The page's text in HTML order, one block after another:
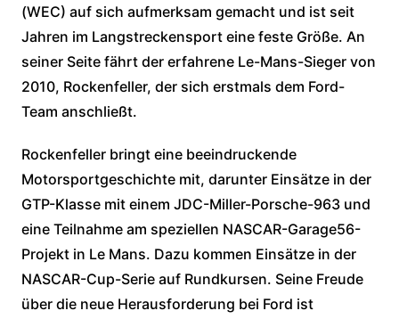
(WEC) auf sich aufmerksam gemacht und ist seit
Jahren im Langstreckensport eine feste Größe. An
seiner Seite fährt der erfahrene Le-Mans-Sieger von
2010, Rockenfeller, der sich erstmals dem Ford-
Team anschließt.
Rockenfeller bringt eine beeindruckende
Motorsportgeschichte mit, darunter Einsätze in der
GTP-Klasse mit einem JDC-Miller-Porsche-963 und
eine Teilnahme am speziellen NASCAR-Garage56-
Projekt in Le Mans. Dazu kommen Einsätze in der
NASCAR-Cup-Serie auf Rundkursen. Seine Freude
über die neue Herausforderung bei Ford ist